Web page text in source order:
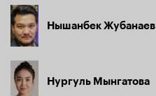
Нышанбек Жубанаев
Нургуль Мынгатова